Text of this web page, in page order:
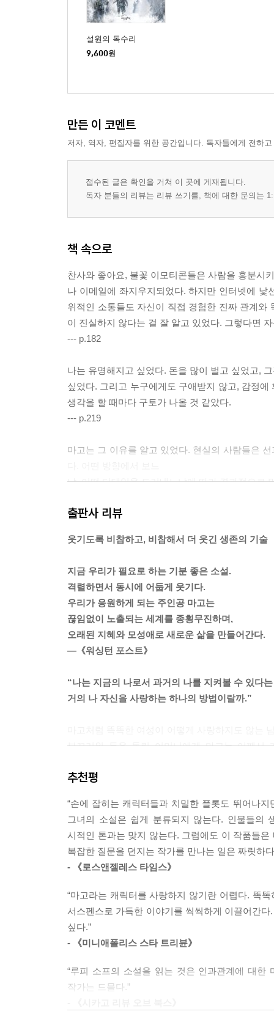
설원의 독수리
9,600원
만든 이 코멘트
저자, 역자, 편집자를 위한 공간입니다. 독자들에게 전하
접수된 글은 확인을 거쳐 이 곳에 게재됩니다.
독자 분들의 리뷰는 리뷰 쓰기를, 책에 대한 문의는
책 속으로
찬사와 좋아요, 불꽃 이모티콘들은 사람을 흥분시
나 이메일에 좌지우지되었다. 하지만 인터넷에
위적인 소통들도 자신이 직접 경험한 진짜 관계
이 진실하지 않다는 걸 잘 알고 있었다. 그렇다면
--- p.182
나는 유명해지고 싶었다. 돈을 많이 벌고 싶었고,
싶었다. 그리고 누구에게도 구애받지 않고, 감정
생각을 할 때마다 구토가 나올 것 같았다.
--- p.219
마고는 그 이유를 알고 있었다. 현실의 사람들은
냐, 어떤 디테일을 드러내느냐에 따라 결과적으로
은 것 같았다. 겉으로는 자기가 나쁠 수도 있다는
게 잘못됐다는 느낌이 들지 않는 이유가, 그게 정
하지 못하게 된 건 아닐까?
--- p.305
오전의 슬픔이 정확히 사라진 건 아니었다. 그 슬
셔츠를 입고 설탕물이 발린 도넛을 먹은 것처럼.
--- p.361
그러고 나서 나는 우는 아기를 안은 채 아픈 발목
아름다운 한낮으로 들어온 것에 놀라워하며 두리
자 무늬를 만들어 냈다.
안 돼, 차로 걸어가면서 생각했다. 내가 뭘 두고 아
절대 안 돼. 이런 꼴로 끝낼 순 없어.
나는 고개를 들어 그의 아름다운 얼굴을 바라봤다
엮일 수 있는 길이면 어떤 길이든 다 원했다. 게다
“동업자가 된 거죠?”
릭 플레어와 성모 마리아가 우리를 내려다보며
출판사 리뷰
웃기도록 비참하고, 비참해서 더 웃긴 생존의 기술
지금 우리가 필요로 하는 기분 좋은 소설.
격렬하면서 동시에 어둡게 웃기다.
우리가 응원하게 되는 주인공 마고는
끊임없이 노출되는 세계를 종횡무진하며,
오래된 지혜와 모성애로 새로운 삶을 만들어간다.
―《워싱턴 포스트》
“나는 지금의 나로서 과거의 나를 지켜볼 수 있다
거의 나 자신을 사랑하는 하나의 방법이랄까.”
부끄러워 등을 돌린 어머니에게 마고는 어째서
임신, 빈약한 통장을 불안하게 떠안으면서도
마고는 비극의 피해자로 그려지지 않는다. 어리
목소리는 작품 전반을 유쾌하게 끌고 나간다. 돈
말이야! 나를 봐! 그리고 나를 사랑해 줘!”라고 외치
“따뜻한 문체와 풍부한 상상력, 그리고 세련된
너무나 재치있고 사랑스러운 소설이다.” ?
《뉴욕
“활기 넘친다… 뛰어난 캐릭터, 풍부한 세계관, 도
추천평
“손에 잡히는 캐릭터들과 치밀한 플롯도 뛰어나
그녀의 소설은 쉽게 분류되지 않는다. 인물들의
시적인 톤과는 맞지 않는다. 그럼에도 이 작품들
복잡한 질문을 던지는 작가를 만나는 일은 짜릿하
- 《로스앤젤레스 타임스》
“마고라는 캐릭터를 사랑하지 않기란 어렵다. 똑
서스펜스로 가득한 이야기를 씩씩하게 이끌어간
싶다.”
- 《미니애폴리스 스타 트리뷴》
“루피 소프의 소설을 읽는 것은 인과관계에 대
작가는 드물다.”